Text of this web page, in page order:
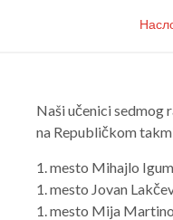
Naši učenici sedmog
na Republičkom
1. mesto Mihajlo
1. mesto Jovan
1. mesto Mija